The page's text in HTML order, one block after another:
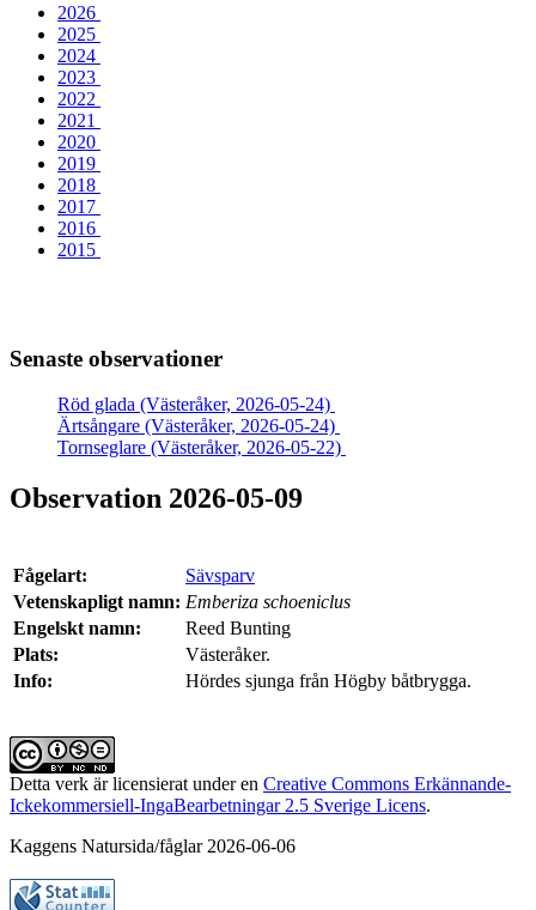
2026
2025
2024
2023
2022
2021
2020
2019
2018
2017
2016
2015
Senaste observationer
Röd glada (Västeråker, 2026-05-24)
Ärtsångare (Västeråker, 2026-05-24)
Tornseglare (Västeråker, 2026-05-22)
Observation 2026-05-09
Fågelart:
Sävsparv
Vetenskapligt namn: Emberiza schoeniclus
Engelskt namn:
Reed Bunting
Plats:
Västeråker.
Info:
Hördes sjunga från Högby båtbrygga.
Detta verk är licensierat under en Creative Commons Erkännande-
Ickekommersiell-IngaBearbetningar 2.5 Sverige Licens.
Kaggens Natursida/fåglar 2026-06-06